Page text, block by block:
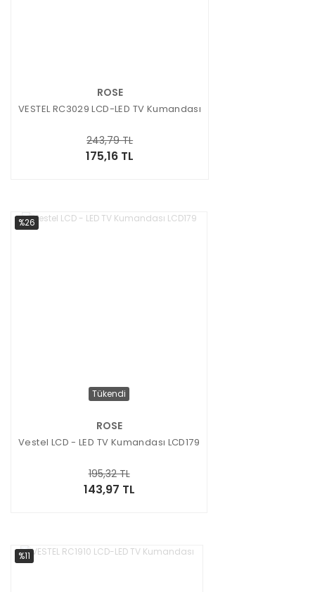
ROSE
VESTEL RC3029 LCD-LED TV Kumandası
175,16 TL
243,79 TL
%26
Tükendi
ROSE
Vestel LCD - LED TV Kumandası LCD179
143,97 TL
195,32 TL
%11